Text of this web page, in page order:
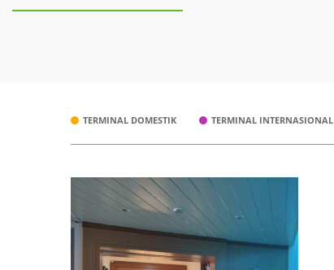
TERMINAL DOMESTIK TERMINAL INTERNASIONAL